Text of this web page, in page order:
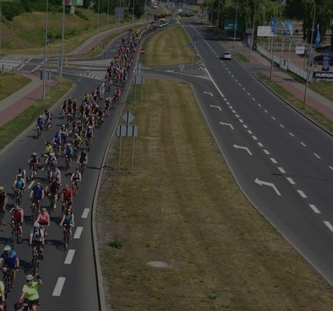
rudaslaska.com.pl 1 rok
Ten plik cookie przechowuje identyfikator
rudaslaska.com.pl 1 rok
Ten plik cookie przechowuje
rudaslaska.com.pl 1 rok
Ten plik cookie przechowuje identyfikator
.tiktok.com 1 tydzień 3 dni
Ten plik cookie jest używany do celów
uwierzytelniania i bezpieczeństwa,
użytkownicy pozostają zalogowani, a ich
zabezpieczone, jak poruszać się przez
internetową lub interakcji z jej usług.
Cloudflare Inc.
.x.com
30 minut
Ten plik cookie służy do rozróżniania
Jest to korzystne dla strony internetowej,
umożliwia tworzenie ważnych raportów
korzystania z jej witryny internetowej.
Cloudflare Inc.
.twitter.com
29 minut 59
sekund
Ten plik cookie służy do rozróżniania
Jest to korzystne dla strony internetowej,
umożliwia tworzenie ważnych raportów
korzystania z jej witryny internetowej.
YouTube
.youtube.com
5 miesięcy 4
tygodnie
Ten plik cookie jest używany do
zgody użytkownika i wyboru prywatności
interakcji z witryną. Rejestruje dane
zgody odwiedzającego na różne polityki i
ustawienia prywatności, zapewniając, że
preferencje zostaną uhonorowane w
sesjach.
CookieScript
4 tygodnie 2 dni
Ten plik cookie jest używany przez
Polityce prywatności Google